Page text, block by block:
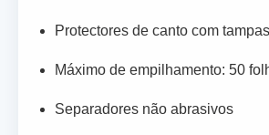
Protectores de canto com
Máximo de empilhamento: 50
Separadores não abrasivos